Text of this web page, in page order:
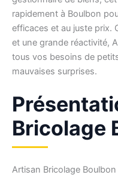
rapidement à Boulbon
efficaces et au juste prix.
et une grande réactivité,
tous vos besoins de
mauvaises surprises.
Bricolage
Artisan Bricolage